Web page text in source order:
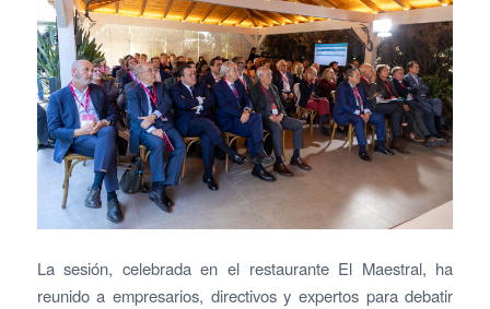
La sesión, celebrada en el restaurante El Maestral, ha
reunido a empresarios, directivos y expertos para debatir